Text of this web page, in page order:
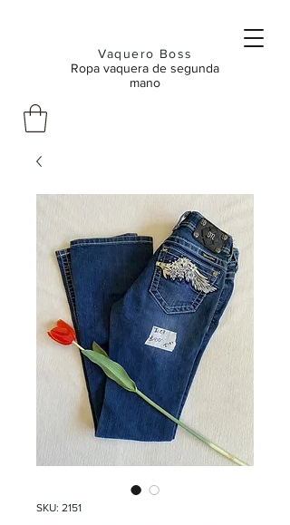
Vaquero Boss
Ropa vaquera de segunda
mano
SKU: 2151